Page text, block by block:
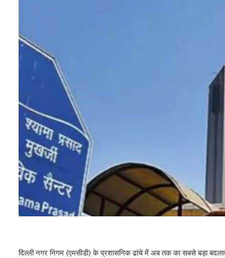
दिल्ली नगर निगम (एमसीडी) के प्रशासनिक ढांचे में अब तक का सबसे बड़ा